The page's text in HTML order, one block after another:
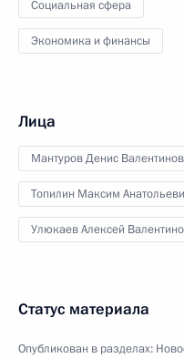
Социальная сфера
Экономика и финансы
Лица
Мантуров Денис
Топилин Максим
Улюкаев Алексей
Статус материала
Опубликован в разделах: